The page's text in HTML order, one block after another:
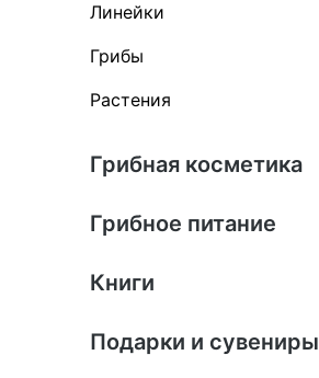
Линейки
Грибы
Растения
Грибная косметика
Грибное питание
Книги
Подарки и сувениры